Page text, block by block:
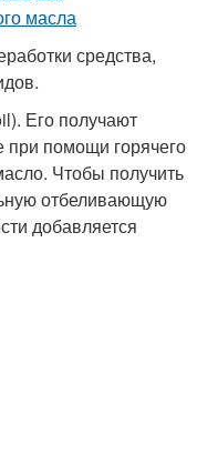
средства,
Его получают
при помощи горячего
Чтобы получить
отбеливающую
добавляется